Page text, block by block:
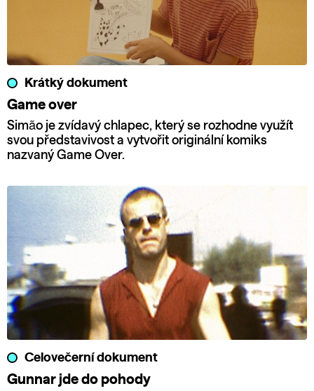
Krátký dokument
Game over
Simão je zvídavý chlapec, který se rozhodne využít
svou představivost a vytvořit originální komiks
nazvaný Game Over.
Celovečerní dokument
Gunnar jde do pohody